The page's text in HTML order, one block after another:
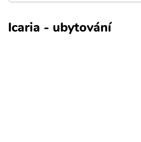
Icaria - ubytování